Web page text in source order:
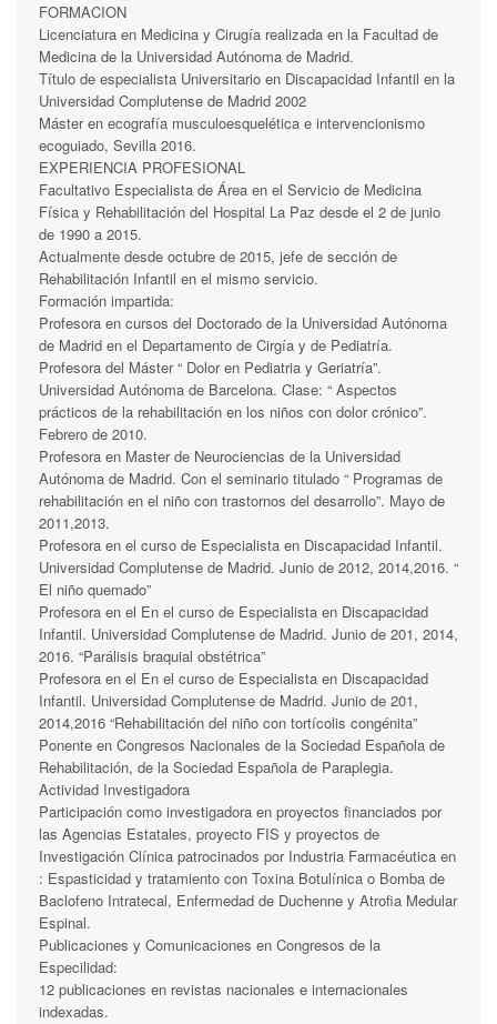
FORMACION
Licenciatura en Medicina y Cirugía realizada en la Facultad de
Medicina de la Universidad Autónoma de Madrid.
Título de especialista Universitario en Discapacidad Infantil en la
Universidad Complutense de Madrid 2002
Máster en ecografía musculoesquelética e intervencionismo
ecoguiado, Sevilla 2016.
EXPERIENCIA PROFESIONAL
Facultativo Especialista de Área en el Servicio de Medicina
Física y Rehabilitación del Hospital La Paz desde el 2 de junio
de 1990 a 2015.
Actualmente desde octubre de 2015, jefe de sección de
Rehabilitación Infantil en el mismo servicio.
Formación impartida:
Profesora en cursos del Doctorado de la Universidad Autónoma
de Madrid en el Departamento de Cirgía y de Pediatría.
Profesora del Máster “ Dolor en Pediatria y Geriatría”.
Universidad Autónoma de Barcelona. Clase: “ Aspectos
prácticos de la rehabilitación en los niños con dolor crónico”.
Febrero de 2010.
Profesora en Master de Neurociencias de la Universidad
Autónoma de Madrid. Con el seminario titulado “ Programas de
rehabilitación en el niño con trastornos del desarrollo”. Mayo de
2011,2013.
Profesora en el curso de Especialista en Discapacidad Infantil.
Universidad Complutense de Madrid. Junio de 2012, 2014,2016. “
El niño quemado”
Profesora en el En el curso de Especialista en Discapacidad
Infantil. Universidad Complutense de Madrid. Junio de 201, 2014,
2016. “Parálisis braquial obstétrica”
Profesora en el En el curso de Especialista en Discapacidad
Infantil. Universidad Complutense de Madrid. Junio de 201,
2014,2016 “Rehabilitación del niño con tortícolis congénita”
Ponente en Congresos Nacionales de la Sociedad Española de
Rehabilitación, de la Sociedad Española de Paraplegia.
Actividad Investigadora
Participación como investigadora en proyectos financiados por
las Agencias Estatales, proyecto FIS y proyectos de
Investigación Clínica patrocinados por Industria Farmacéutica en
: Espasticidad y tratamiento con Toxina Botulínica o Bomba de
Baclofeno Intratecal, Enfermedad de Duchenne y Atrofia Medular
Espinal.
Publicaciones y Comunicaciones en Congresos de la
Especilidad:
12 publicaciones en revistas nacionales e internacionales
indexadas.